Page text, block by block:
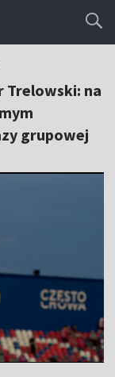
Trelowski: na
grupowej